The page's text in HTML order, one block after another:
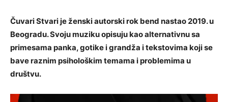
Čuvari Stvari je ženski autorski rok bend nastao 2019. u
Beogradu. Svoju muziku opisuju kao alternativnu sa
primesama panka, gotike i grandža i tekstovima koji se
bave raznim psihološkim temama i problemima u
društvu.